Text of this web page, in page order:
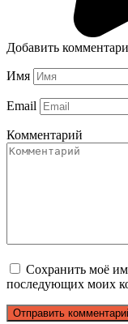
Добавить
Имя
Email
Комментарий
Сохранить моё
последующих моих